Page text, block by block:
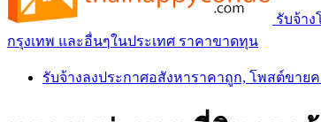
รับจ้า
กรุงเทพ และอื่นๆในประเทศ ราคาขาดทุน
รับจ้างลงประกาศอสังหาราคาถูก, โพสต์ขา